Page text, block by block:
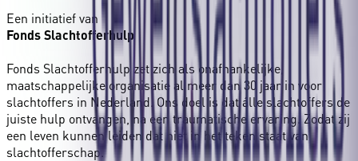
Een initiatief van
Fonds Slachtofferhulp
Fonds Slachtofferhulp zet zich als onafhankelijke,
maatschappelijke organisatie al meer dan 30 jaar in voor
slachtoffers in Nederland. Ons doel is dat álle slachtoffers de
juiste hulp ontvangen, na een traumatische ervaring. Zodat zij
een leven kunnen leiden dat niet in het teken staat van
slachtofferschap.